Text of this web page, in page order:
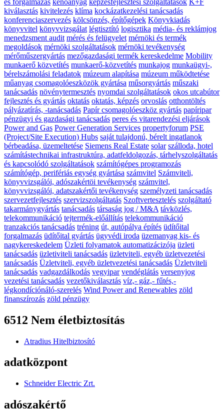
kiválasztás kivitelezés klíma kockázatkezelési tanácsadás
konferenciaszervezés kölcsönzés, építőgépek Könyvkiadás
könyvvitel könyvvizsgálat légtisztító logisztika média- és reklámjog
menedzsment audit mérés és felügyelet mérnöki és termék
megoldások mérnöki szolgáltatások mérnöki tevékenység
mérőműszergyártás mezőgazdasági termék kereskedelme Mobility
munkaerő közvetítés munkaerő-közvetítés munkajog munkaügyi-,
bérelszámolási feladatok múzeum alapítása múzeum működtetése
műanyag csomagolóeszközök gyártása műsorgyártás műszaki
tanácsadás növénytermesztés nyomdai szolgáltatások okos utcabútor
fejlesztés és gyártás oktatás oktatás, képzés orvoslás otthontöltés
pályázatírás, -tanácsadás Papír csomagolóeszköz gyártás papíripar
pénzügyi és gazdasági tanácsadás peres és vitarendezési eljárások
Power and Gas Power Generation Services propertyforum PSE
(Project/Site Execution) Hubs saját tulajdonú, bérelt ingatlanok
bérbeadása, üzemeltetése Siemens Real Estate solar szálloda, hotel
számítástechnikai infrastruktúra, adatfeldolgozás, tárhelyszolgáltatás
és kapcsolódó szolgáltatások számítógépes programozás
számítógép, perifériás egység gyártása számvitel Számviteli,
könyvvizsgálói, adószakértöi tevékenység számvitel,
könyvvizsgálói, adatszakértői tevékenység személyzeti tanácsadás
szervezetfejlesztés szervizszolgáltatás Szoftvertesztelés szolgáltató
takarmánygyártás tanácsadás társaság jog / M&A távközlés,
telekommunikáció tejtermék-előállítás telekommunikáció
tranzakciós tanácsadás tréning út, autópálya építés üdítőital
forgalmazás üdítőital gyártás ügyvédi iroda üzemanyag kis- és
nagykereskedelem Üzleti folyamatok automatizácizója üzleti
tanácsadás üzletiviteli tanácsadás üzletviteli, egyéb üzletvezetési
tanácsadás Üzletviteli, egyéb üzletvezetési tanácsadás Üzletviteli
tanácsadás vadgazdálkodás vegyipar vendéglátás versenyjog
vezetési tanácsadás vezetőkiválasztás víz,- gáz,- fűtés,-
légkondíciónáló-szerelés Wind Power and Renewables zöld
finanszírozás zöld pénzügy
6512 Nem életbiztosítás
Atradius Hitelbiztosító
adatközpont
Schneider Electric Zrt.
adószakértő